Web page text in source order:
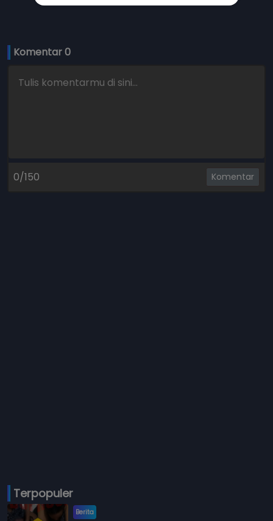
Komentar 0
0/150 Komentar
Terpopuler
Berita